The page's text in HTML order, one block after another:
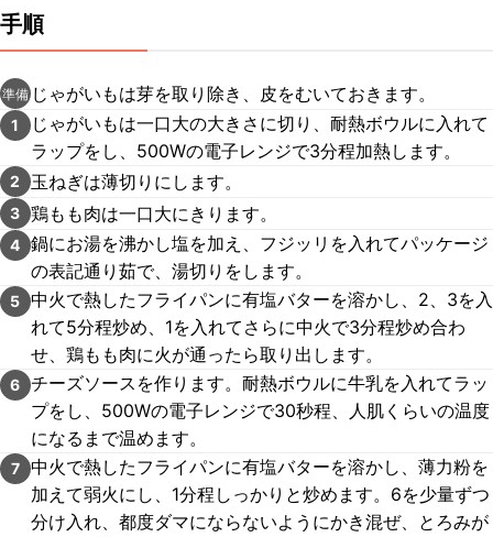
手順
準備 じゃがいもは芽を取り除き、皮をむいておきます。
1
じゃがいもは一口大の大きさに切り、耐熱ボウルに入れて
ラップをし、500Wの電子レンジで3分程加熱します。
2 玉ねぎは薄切りにします。
3 鶏もも肉は一口大にきります。
4 鍋にお湯を沸かし塩を加え、フジッリを入れてパッケージ
の表記通り茹で、湯切りをします。
5 中火で熱したフライパンに有塩バターを溶かし、2、3を入
れて5分程炒め、1を入れてさらに中火で3分程炒め合わ
せ、鶏もも肉に火が通ったら取り出します。
6 チーズソースを作ります。耐熱ボウルに牛乳を入れてラッ
プをし、500Wの電子レンジで30秒程、人肌くらいの温度
になるまで温めます。
7 中火で熱したフライパンに有塩バターを溶かし、薄力粉を
加えて弱火にし、1分程しっかりと炒めます。6を少量ずつ
分け入れ、都度ダマにならないようにかき混ぜ、とろみが